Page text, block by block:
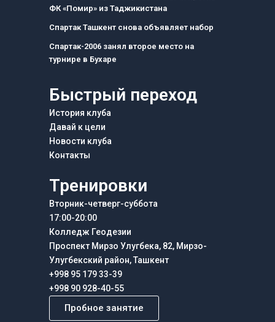
k
a
m
m
ФК «Помир» из Таджикистана
Спартак Ташкент снова объявляет набор
Спартак-2006 занял второе место на
турнире в Бухаре
Быстрый переход
История клуба
Давай к цели
Новости клуба
Контакты
Тренировки
Вторник-четверг-суббота
17:00-20:00
Колледж Геодезии
Проспект Мирзо Улугбека, 82, Мирзо-
Улугбекский район, Ташкент
+998 95 179 33-39
+998 90 928-40-55
Пробное занятие